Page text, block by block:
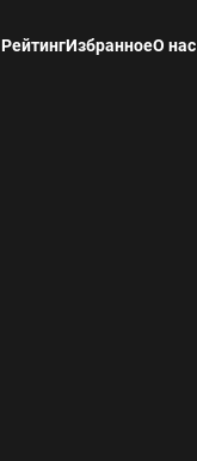
РейтингИзбранноеО нас